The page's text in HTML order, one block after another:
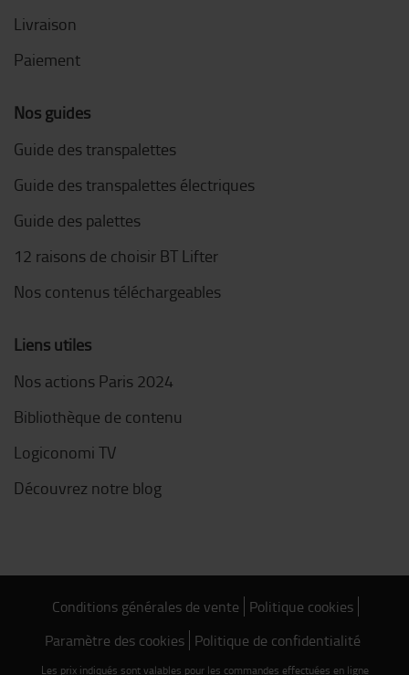
Livraison
Paiement
Nos guides
Guide des transpalettes
Guide des transpalettes électriques
Guide des palettes
12 raisons de choisir BT Lifter
Nos contenus téléchargeables
Liens utiles
Nos actions Paris 2024
Bibliothèque de contenu
Logiconomi TV
Découvrez notre blog
Conditions générales de vente Politique cookies
Paramètre des cookies Politique de confidentialité
Les prix indiqués sont valables pour les commandes effectuées en ligne